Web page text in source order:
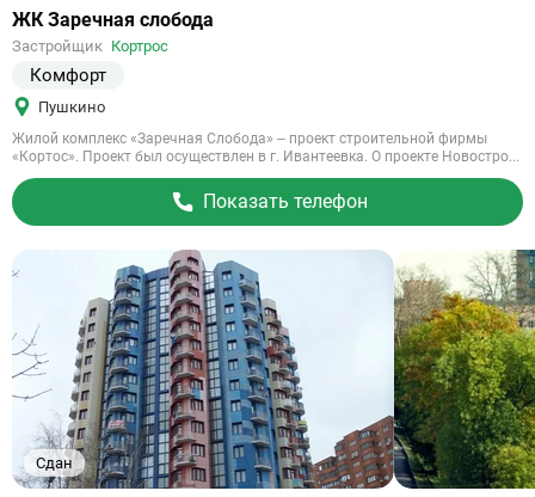
Ссылка
объект
ЖК Заречная слобода
Застройщик Кортрос
Комфорт
Пушкино
Жилой комплекс «Заречная Слобода» – проект строительной фирмы
«Кортос». Проект был осуществлен в г. Ивантеевка. О проекте Новостро...
Показать телефон
Сдан